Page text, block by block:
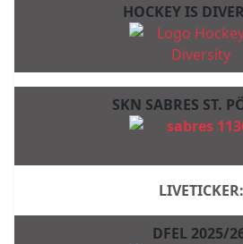
HOCKEY IS
SKN SABRES ST.
LIVETICKER:
DFEL 2025/